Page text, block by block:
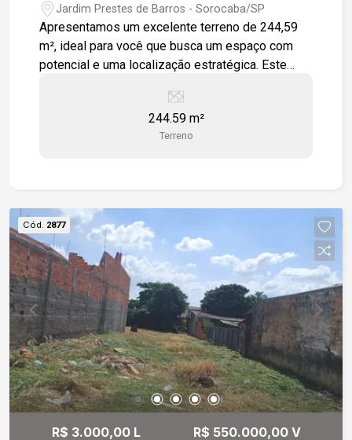
Jardim Prestes de Barros - Sorocaba/SP
Apresentamos um excelente terreno de 244,59
m², ideal para você que busca um espaço com
potencial e uma localização estratégica. Este
completamente cercado por um muro seguro e
possui um portão de ferro na entrada, garantindo
privacidade e segurança. Situado próximo à
pontos de referência e áreas de lazer. É uma
oportunidade imperdível para quem deseja
investir ou construir em uma região valorizada.
Não perca a chance de adquirir este terreno em
um dos locais mais promissores da cidade!
244.59 m²
Terreno
Cód. 2877
R$ 3.000,00 L R$ 550.000,00 V